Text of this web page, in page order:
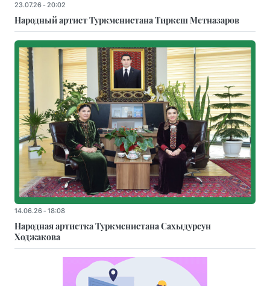
23.07.26 - 20:02
Народный артист Туркменистана Тиркеш Мeтназаров
14.06.26 - 18:08
Народная артистка Туркменистана Сахыдурсун
Ходжакова